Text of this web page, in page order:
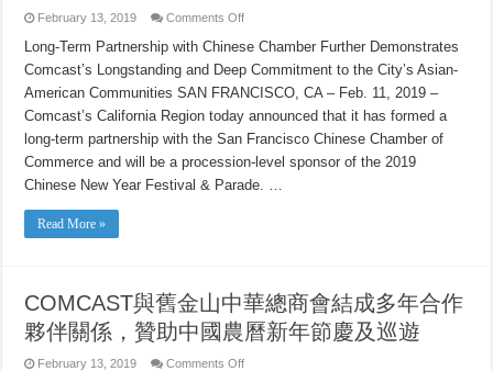
February 13, 2019 Comments Offon
FORMS
MULTI-
YEAR
WITH
FRANCISCO’S
CHINESE
CHAMBER
OF
COMMERCE
TO
Long-Term Partnership with Chinese Chamber Further Demonstrates
Comcast’s Longstanding and Deep Commitment to the City’s Asian-
American Communities SAN FRANCISCO, CA – Feb. 11, 2019 –
Comcast’s California Region today announced that it has formed a
long-term partnership with the San Francisco Chinese Chamber of
Commerce and will be a procession-level sponsor of the 2019
Chinese New Year Festival & Parade. …
Read More »
COMCAST與舊金山中華總商會結成多年合作
夥伴關係，贊助中國農曆新年節慶及巡遊
February 13, 2019 Comments Offon